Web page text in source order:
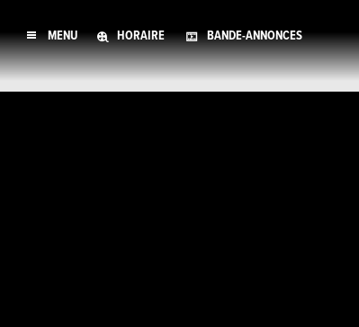
MENU HORAIRE BANDE-ANNONCES